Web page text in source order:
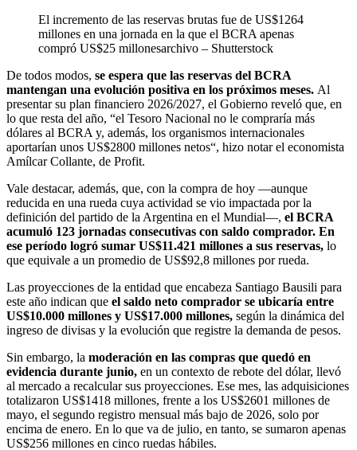
El incremento de las reservas brutas fue de US$1264
millones en una jornada en la que el BCRA apenas
compró US$25 millonesarchivo – Shutterstock
De todos modos, se espera que las reservas del BCRA
mantengan una evolución positiva en los próximos meses. Al
presentar su plan financiero 2026/2027, el Gobierno reveló que, en
lo que resta del año, “el Tesoro Nacional no le compraría más
dólares al BCRA y, además, los organismos internacionales
aportarían unos US$2800 millones netos“, hizo notar el economista
Amílcar Collante, de Profit.
Vale destacar, además, que, con la compra de hoy —aunque
reducida en una rueda cuya actividad se vio impactada por la
definición del partido de la Argentina en el Mundial—, el BCRA
acumuló 123 jornadas consecutivas con saldo comprador. En
ese período logró sumar US$11.421 millones a sus reservas, lo
que equivale a un promedio de US$92,8 millones por rueda.
Las proyecciones de la entidad que encabeza Santiago Bausili para
este año indican que el saldo neto comprador se ubicaría entre
US$10.000 millones y US$17.000 millones, según la dinámica del
ingreso de divisas y la evolución que registre la demanda de pesos.
Sin embargo, la moderación en las compras que quedó en
evidencia durante junio, en un contexto de rebote del dólar, llevó
al mercado a recalcular sus proyecciones. Ese mes, las adquisiciones
totalizaron US$1418 millones, frente a los US$2601 millones de
mayo, el segundo registro mensual más bajo de 2026, solo por
encima de enero. En lo que va de julio, en tanto, se sumaron apenas
US$256 millones en cinco ruedas hábiles.